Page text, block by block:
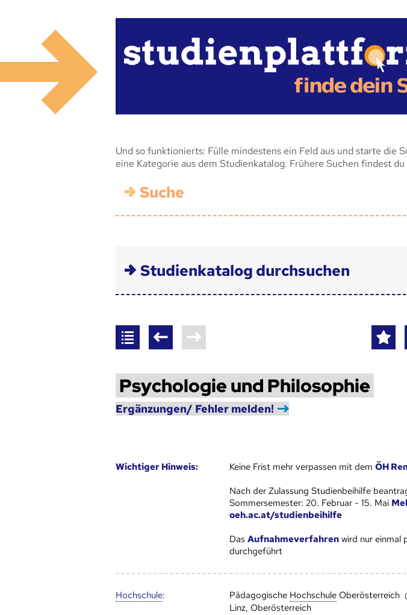
Und so funktionierts: Fülle mindestens ein Feld aus und starte die
eine Kategorie aus dem Studienkatalog. Frühere Suchen findest du
Suche
Studienkatalog durchsuchen
Psychologie und Philosophie
Ergänzungen/ Fehler melden!
Wich­ti­ger Hin­weis: Keine Frist mehr verpassen mit dem ÖH
Nach der Zulassung Studienbeihilfe
Sommersemester: 20. Februar - 15. Mai
oeh.ac.at/studienbeihilfe
Das Aufnahmeverfahrenwird nur einmal
durchgeführt
Hoch­schule: Pädagogische Hoch­schuleOberösterreich
Linz, Oberösterreich